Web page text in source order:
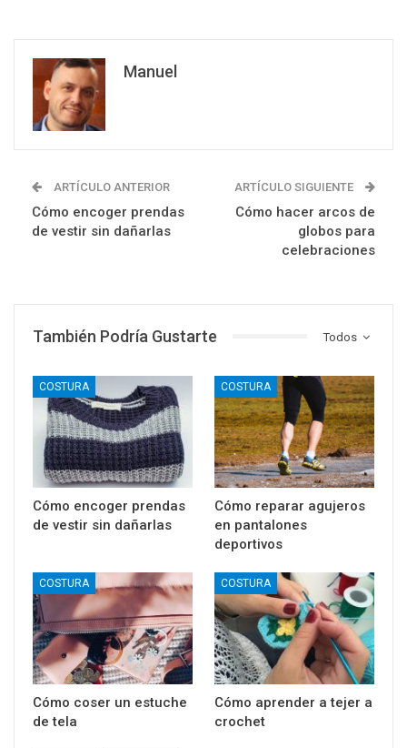
Manuel
ARTÍCULO ANTERIOR
Cómo encoger prendas
de vestir sin dañarlas
ARTÍCULO SIGUIENTE
Cómo hacer arcos de
globos para
celebraciones
Todos
También Podría Gustarte
COSTURA
Cómo encoger prendas
de vestir sin dañarlas
COSTURA
Cómo reparar agujeros
en pantalones
deportivos
COSTURA
Cómo coser un estuche
de tela
COSTURA
Cómo aprender a tejer a
crochet